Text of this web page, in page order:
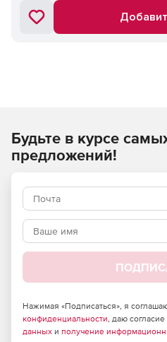
Будьте в курсе
предложений!
Нажимая «Подписаться», я
конфиденциальности, даю согласие
данных и получение